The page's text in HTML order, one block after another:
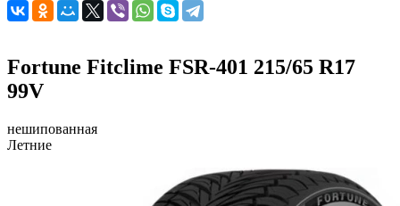
Fortune Fitclime FSR-401 215/65 R17
99V
нешипованная
Летние